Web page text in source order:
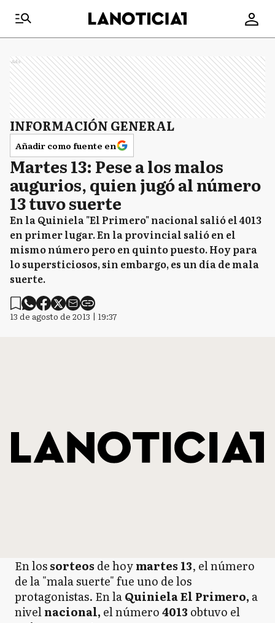
Ads
INFORMACIÓN GENERAL
Añadir como fuente en
Martes 13: Pese a los malos
augurios, quien jugó al número
13 tuvo suerte
En la Quiniela "El Primero" nacional salió el 4013
en primer lugar. En la provincial salió en el
mismo número pero en quinto puesto. Hoy para
lo supersticiosos, sin embargo, es un día de mala
suerte.
13 de agosto de 2013 | 19:37
En lossorteos de hoymartes 13, el número
de la "mala suerte" fue uno de los
protagonistas. En laQuiniela El Primero, a
nivelnacional, el número4013 obtuvo el